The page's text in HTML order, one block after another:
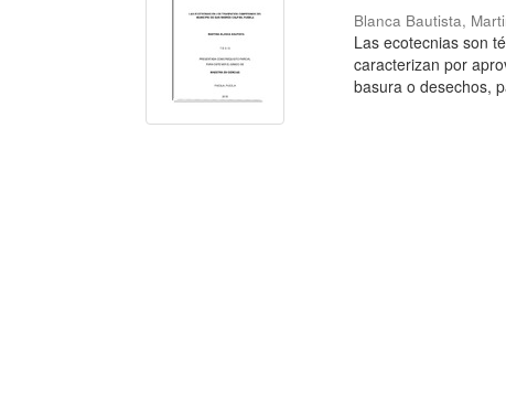
Blanca Bautista,
Las ecotecnias son
caracterizan por
basura o desechos,